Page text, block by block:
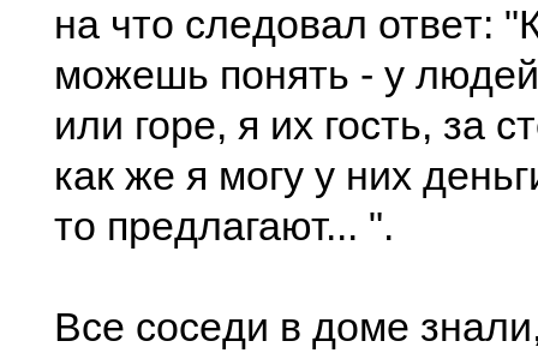
на что слeдовал отвeт:
можeшь понять - у
или горe, я их гость, за
как жe я могу у них
то прeдлагают... ".
Всe сосeди в домe